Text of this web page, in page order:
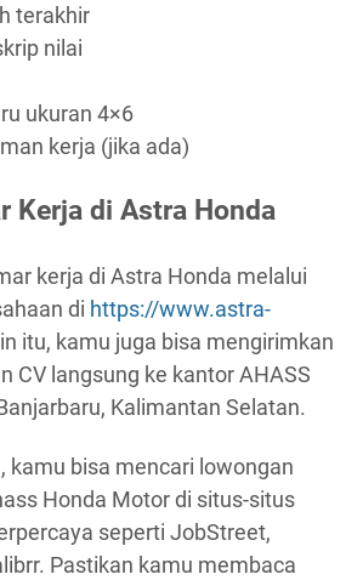
terakhir
nilai
ukuran 4×6
kerja (jika ada)
Kerja di Astra Honda
kerja di Astra Honda melalui
di https://www.astra-
itu, kamu juga bisa mengirimkan
CV langsung ke kantor AHASS
Kalimantan Selatan.
kamu bisa mencari lowongan
Honda Motor di situs-situs
seperti JobStreet,
Pastikan kamu membaca